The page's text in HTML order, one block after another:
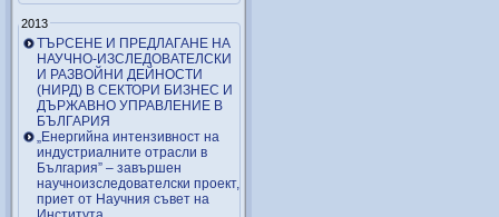
2013
ТЪРСЕНЕ И ПРЕДЛАГАНЕ НА
НАУЧНО-ИЗСЛЕДОВАТЕЛСКИ
И РАЗВОЙНИ ДЕЙНОСТИ
(НИРД) В СЕКТОРИ БИЗНЕС И
ДЪРЖАВНО УПРАВЛЕНИЕ В
БЪЛГАРИЯ
„Енергийна интензивност на
индустриалните отрасли в
България” – завършен
научноизследователски проект,
приет от Научния съвет на